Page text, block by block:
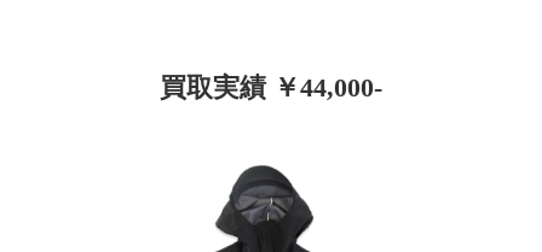
買取実績 ￥44,000-